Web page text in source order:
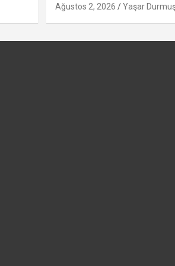
Ağustos 2, 2026 Yaşar